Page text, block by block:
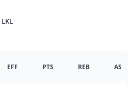
LKL
EFF PTS REB AS